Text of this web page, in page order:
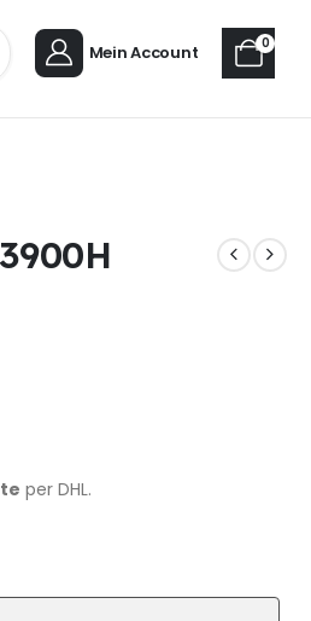
Mein Account 0
per DHL.